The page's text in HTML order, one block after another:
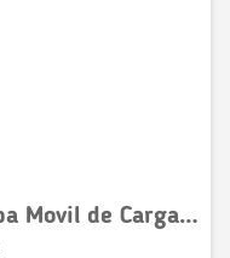
MX STAR STAR 12 ton Rampa Movil de Carga / Ramp (Unus